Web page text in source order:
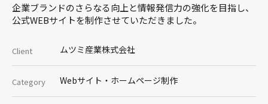
企業ブランドのさらなる向上と情報発信力の強化を目指し、
公式WEBサイトを制作させていただきました。
Client ムツミ産業株式会社
Category Webサイト・ホームページ制作